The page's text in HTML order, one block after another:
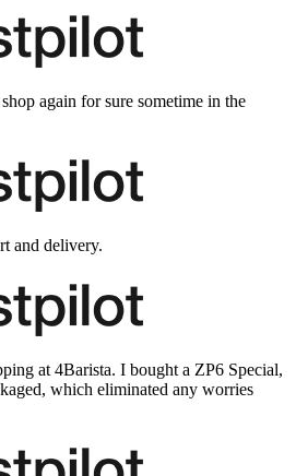
again for sure sometime in the
and delivery.
at 4Barista. I bought a ZP6 Special,
which eliminated any worries